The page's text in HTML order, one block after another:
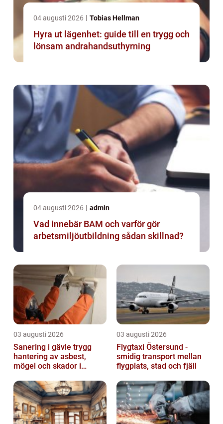
04 augusti 2026 Tobias Hellman
Hyra ut lägenhet: guide till en trygg och
lönsam andrahandsuthyrning
04 augusti 2026 admin
Vad innebär BAM och varför gör
arbetsmiljöutbildning sådan skillnad?
03 augusti 2026
Sanering i gävle trygg
hantering av asbest,
mögel och skador i
03 augusti 2026
Flygtaxi Östersund -
smidig transport mellan
flygplats, stad och fjäll